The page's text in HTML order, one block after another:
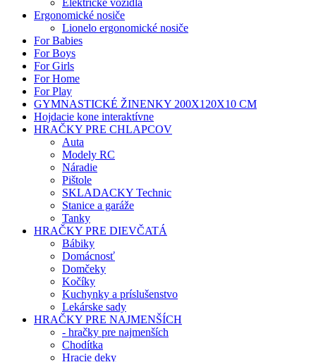
Elektrické vozídlá
Ergonomické nosiče
Lionelo ergonomické nosiče
For Babies
For Boys
For Girls
For Home
For Play
GYMNASTICKÉ ŽINENKY 200X120X10 CM
Hojdacie kone interaktívne
HRAČKY PRE CHLAPCOV
Auta
Modely RC
Náradie
Pištole
SKLADACKY Technic
Stanice a garáže
Tanky
HRAČKY PRE DIEVČATÁ
Bábiky
Domácnosť
Domčeky
Kočíky
Kuchynky a príslušenstvo
Lekárske sady
HRAČKY PRE NAJMENŠÍCH
- hračky pre najmenších
Chodítka
Hracie deky